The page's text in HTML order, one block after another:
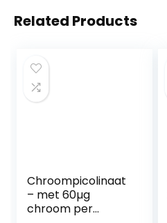
Related Products
Chroompicolinaat
– met 60µg
chroom per